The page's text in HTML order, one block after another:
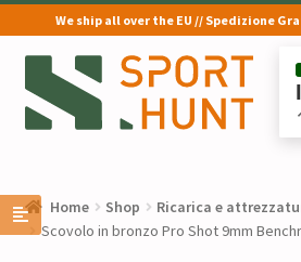
We ship all over the EU // Spedizione
Vai
alla
navigazione
Vai
al
contenuto
Home Shop Ricarica e
Scovolo in bronzo Pro Shot 9mm